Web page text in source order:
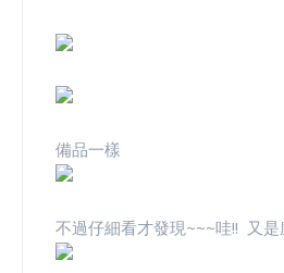
備品一樣
不過仔細看才發現~~~哇!! 又